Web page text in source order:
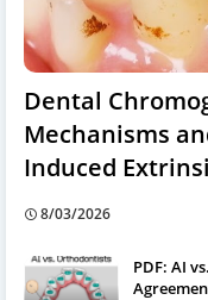
Dental
Mechanisms
Induced
8/03/2026
PDF: AI